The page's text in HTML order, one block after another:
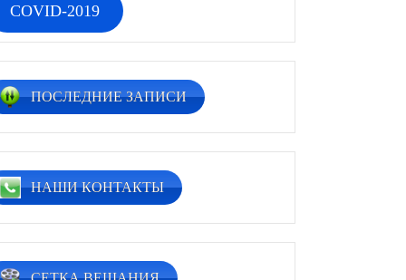
COVID-2019
ПОСЛЕДНИЕ ЗАПИСИ
НАШИ КОНТАКТЫ